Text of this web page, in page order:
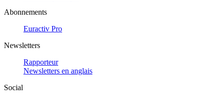
Abonnements
Euractiv Pro
Newsletters
Rapporteur
Newsletters en anglais
Social